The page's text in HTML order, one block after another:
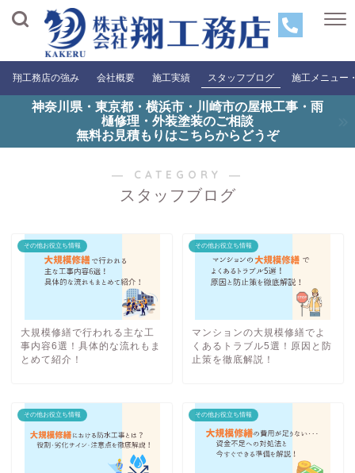
翔工務店の強み 会社概要 施工実績 スタッフブログ 施工メニュー
神奈川県・東京都・横浜市・川崎市の屋根工事・雨
樋修理・外装塗装のご相談
無料お見積もりはこちらからどうぞ
― CATEGORY ―
スタッフブログ
その他お役立ち情報
大規模修繕で行われる主な工
事内容6選！具体的な流れもま
とめて紹介！
その他お役立ち情報
マンションの大規模修繕でよ
くあるトラブル5選！原因と防
止策を徹底解説！
その他お役立ち情報 その他お役立ち情報